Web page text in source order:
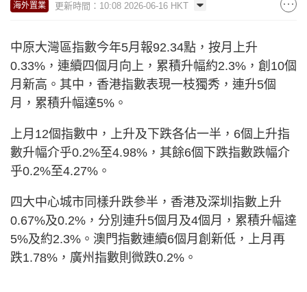
海外置業 更新時間：10:08 2026-06-16 HKT
中原大灣區指數今年5月報92.34點，按月上升
0.33%，連續四個月向上，累積升幅約2.3%，創10個
月新高。其中，香港指數表現一枝獨秀，連升5個
月，累積升幅達5%。
上月12個指數中，上升及下跌各佔一半，6個上升指
數升幅介乎0.2%至4.98%，其餘6個下跌指數跌幅介
乎0.2%至4.27%。
四大中心城市同樣升跌參半，香港及深圳指數上升
0.67%及0.2%，分別連升5個月及4個月，累積升幅達
5%及約2.3%。澳門指數連續6個月創新低，上月再
跌1.78%，廣州指數則微跌0.2%。